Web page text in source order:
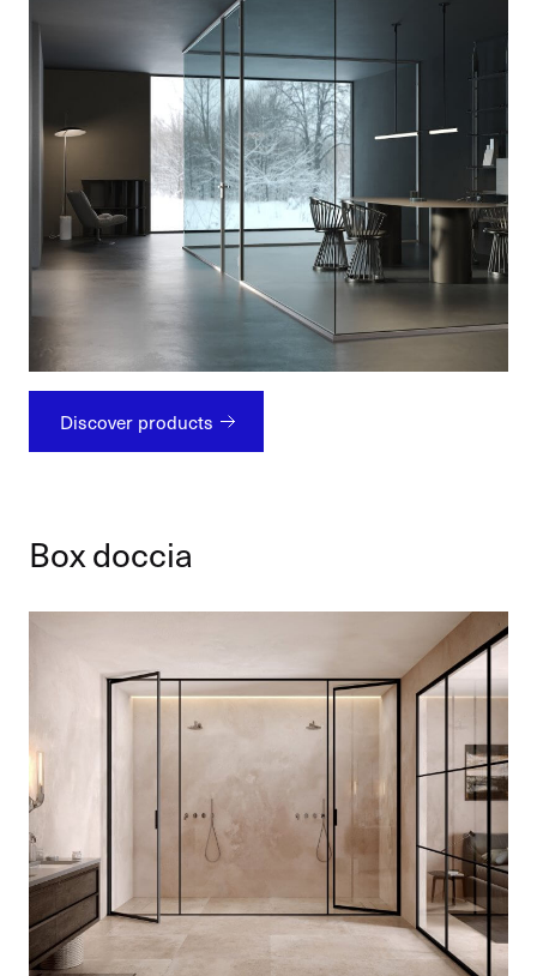
Discover products
Box doccia